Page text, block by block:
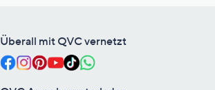
Überall mit QVC vernetzt